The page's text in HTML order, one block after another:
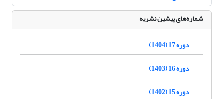
شماره‌های پیشین نشریه
دوره 17 (1404)
دوره 16 (1403)
دوره 15 (1402)